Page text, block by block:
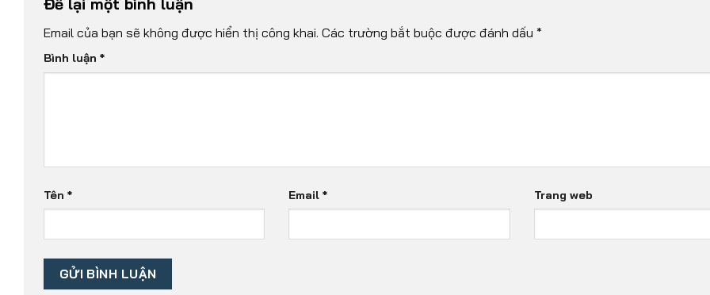
Email của bạn sẽ không được hiển thị công khai. Các trường bắt buộc được đánh dấu *
Bình luận *
Tên * Email* Trang web